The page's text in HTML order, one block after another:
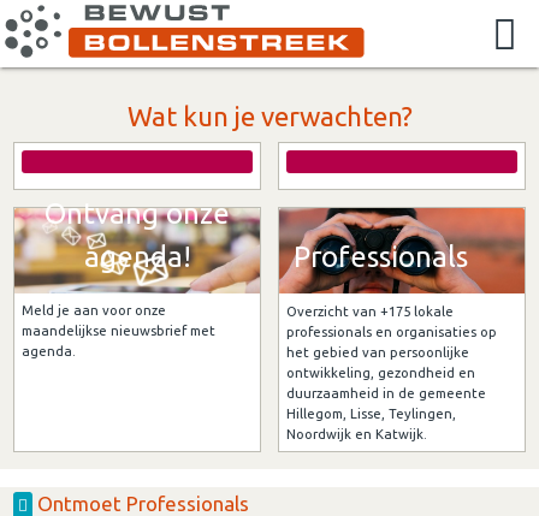
Wat kun je verwachten?
Ontvang onze
agenda!
Meld je aan voor onze
maandelijkse nieuwsbrief met
agenda.
Professionals
Overzicht van +175 lokale
professionals en organisaties op
het gebied van persoonlijke
ontwikkeling, gezondheid en
duurzaamheid in de gemeente
Hillegom, Lisse, Teylingen,
Noordwijk en Katwijk.
Ontmoet Professionals